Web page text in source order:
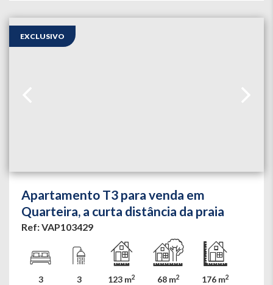
Apartamento T3 para venda em
Quarteira, a curta distância da praia
Ref: VAP103429
3 3 123 m2 68 m2 176 m2
EXCLUSIVO